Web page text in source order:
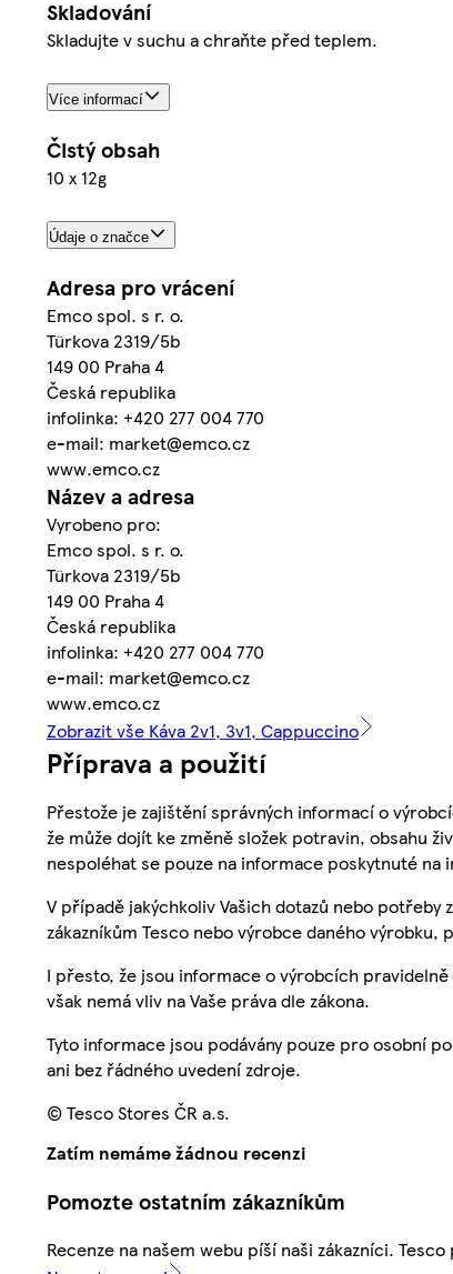
Skladování
Skladujte v suchu a chraňte před teplem.
Více informací
Čistý obsah
10 x 12g
Údaje o značce
Adresa pro vrácení
Emco spol. s r. o.
Türkova 2319/5b
149 00 Praha 4
Česká republika
infolinka: +420 277 004 770
e-mail: market@emco.cz
www.emco.cz
Název a adresa
Vyrobeno pro:
Emco spol. s r. o.
Türkova 2319/5b
149 00 Praha 4
Česká republika
infolinka: +420 277 004 770
e-mail: market@emco.cz
www.emco.cz
Zobrazit vše Káva 2v1, 3v1, Cappuccino
Příprava a použití
Přestože je zajištění správných informací o
že může dojít ke změně složek potravin, obsahu
nespoléhat se pouze na informace poskytnuté
V případě jakýchkoliv Vašich dotazů nebo
zákazníkům Tesco nebo výrobce daného výrobku,
I přesto, že jsou informace o výrobcích
však nemá vliv na Vaše práva dle zákona.
Tyto informace jsou podávány pouze pro osobní
ani bez řádného uvedení zdroje.
© Tesco Stores ČR a.s.
Zatím nemáme žádnou recenzi
Pomozte ostatním zákazníkům
Recenze na našem webu píší naši zákazníci.